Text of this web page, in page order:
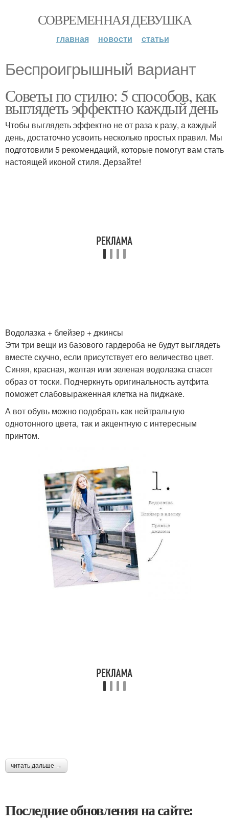
СОВРЕМЕННАЯ ДЕВУШКА
главная новости статьи
Беспроигрышный вариант
Советы по стилю: 5 способов, как
выглядеть эффектно каждый день
Чтобы выглядеть эффектно не от раза к разу, а каждый
день, достаточно усвоить несколько простых правил. Мы
подготовили 5 рекомендаций, которые помогут вам стать
настоящей иконой стиля. Дерзайте!
Водолазка + блейзер + джинсы
Эти три вещи из базового гардероба не будут выглядеть
вместе скучно, если присутствует его величество цвет.
Синяя, красная, желтая или зеленая водолазка спасет
образ от тоски. Подчеркнуть оригинальность аутфита
поможет слабовыраженная клетка на пиджаке.
А вот обувь можно подобрать как нейтральную
однотонного цвета, так и акцентную с интересным
принтом.
читать дальше →
Последние обновления на сайте: